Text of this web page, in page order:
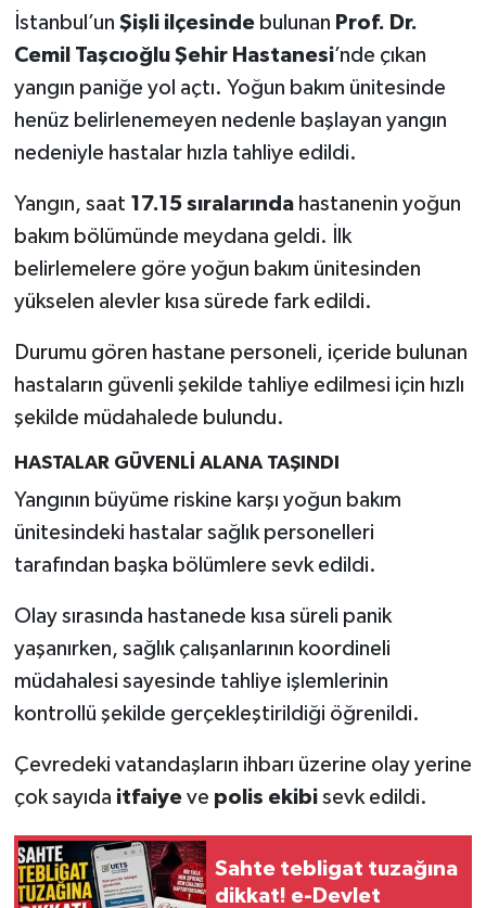
İstanbul’un Şişli ilçesindebulunan Prof. Dr.
Cemil Taşcıoğlu Şehir Hastanesi’nde çıkan
yangın paniğe yol açtı. Yoğun bakım ünitesinde
henüz belirlenemeyen nedenle başlayan yangın
nedeniyle hastalar hızla tahliye edildi.
Yangın, saat 17.15 sıralarındahastanenin yoğun
bakım bölümünde meydana geldi. İlk
belirlemelere göre yoğun bakım ünitesinden
yükselen alevler kısa sürede fark edildi.
Durumu gören hastane personeli, içeride bulunan
hastaların güvenli şekilde tahliye edilmesi için hızlı
şekilde müdahalede bulundu.
HASTALAR GÜVENLİ ALANA TAŞINDI
Yangının büyüme riskine karşı yoğun bakım
ünitesindeki hastalar sağlık personelleri
tarafından başka bölümlere sevk edildi.
Olay sırasında hastanede kısa süreli panik
yaşanırken, sağlık çalışanlarının koordineli
müdahalesi sayesinde tahliye işlemlerinin
kontrollü şekilde gerçekleştirildiği öğrenildi.
Çevredeki vatandaşların ihbarı üzerine olay yerine
çok sayıda itfaiyeve polis ekibisevk edildi.
Sahte tebligat tuzağına
dikkat! e-Devlet